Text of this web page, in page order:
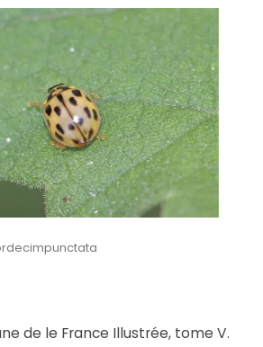
de le France Illustrée, tome V.